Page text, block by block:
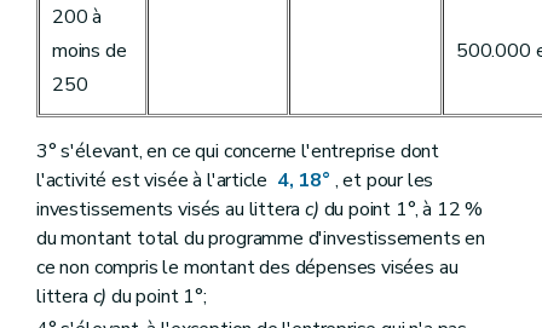
200 à
moins de
250
500.000
3° s'élevant, en ce qui concerne l'entreprise dont
l'activité est visée à l'article 4, 18° , et pour les
investissements visés au litterac) du point 1°, à 12 %
du montant total du programme d'investissements en
ce non compris le montant des dépenses visées au
littera c) du point 1°;